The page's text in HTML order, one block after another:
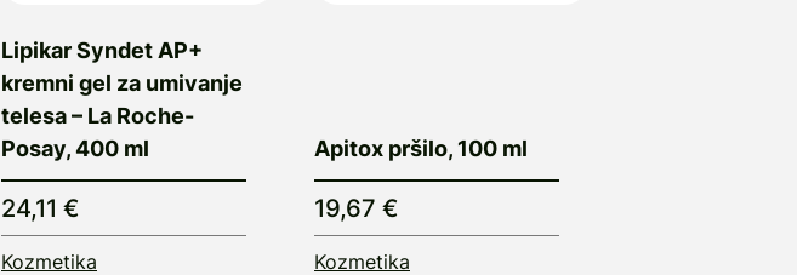
Lipikar Syndet AP+
kremni gel za umivanje
telesa – La Roche-
Posay, 400 ml
24,11 €
Kozmetika
Apitox pršilo, 100 ml
19,67 €
Kozmetika